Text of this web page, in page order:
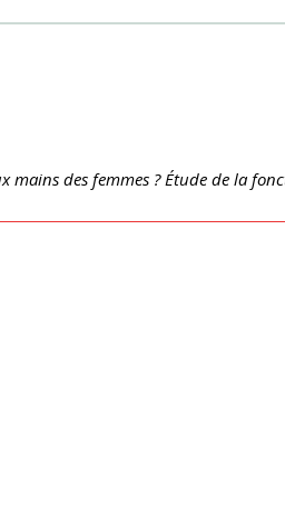
mains des femmes ? Étude de la